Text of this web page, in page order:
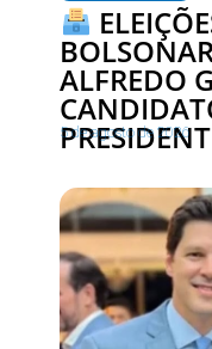
ALFREDO
5 de agosto de 2026